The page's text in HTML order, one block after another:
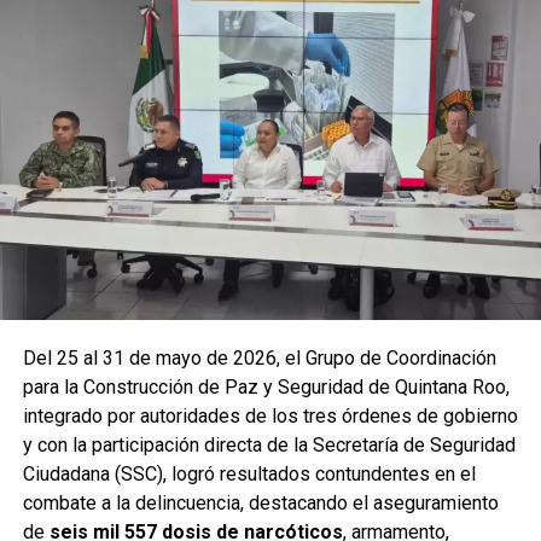
operativo en campo permitieron la recuperación de105
relacionados con reportes de robo o probables
hechos delictivos. Además, se realizaron
24 mil 622
revisiones preventivasa personas y unidades
vehiculares, reforzando la vigilancia en zonas estratégicas
y puntos de alta movilidad.
Del 25 al 31 de mayo de 2026, el Grupo de Coordinación
para la Construcción de Paz y Seguridad de Quintana Roo,
integrado por autoridades de los tres órdenes de gobierno
y con la participación directa de la Secretaría de Seguridad
Ciudadana (SSC), logró resultados contundentes en el
combate a la delincuencia, destacando el aseguramiento
de seis mil 557 dosis de narcóticos, armamento,